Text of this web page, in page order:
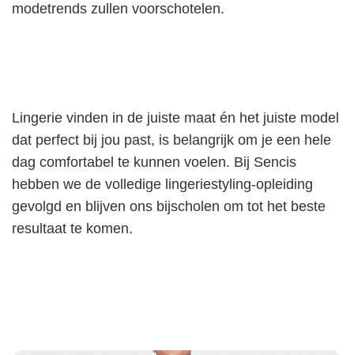
modetrends zullen voorschotelen.
Lingerie vinden in de juiste maat én het juiste model
dat perfect bij jou past, is belangrijk om je een hele
dag comfortabel te kunnen voelen. Bij Sencis
hebben we de volledige lingeriestyling-opleiding
gevolgd en blijven ons bijscholen om tot het beste
resultaat te komen.